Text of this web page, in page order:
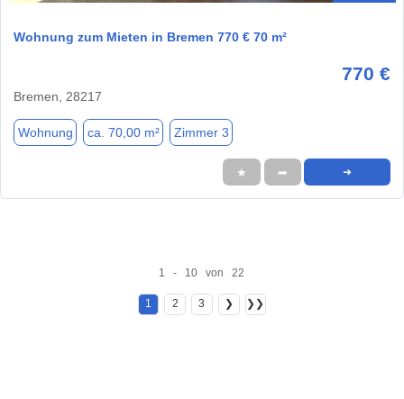
Wohnung zum Mieten in Bremen 770 € 70 m²
770 €
Bremen, 28217
Wohnung ca. 70,00 m² Zimmer 3
★ ➦ ➜
1 - 10 von 22
1 2 3 ❯ ❯❯